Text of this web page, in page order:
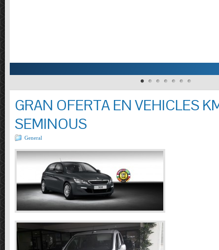
GRAN OFERTA EN VEHICLES
SEMINOUS
General